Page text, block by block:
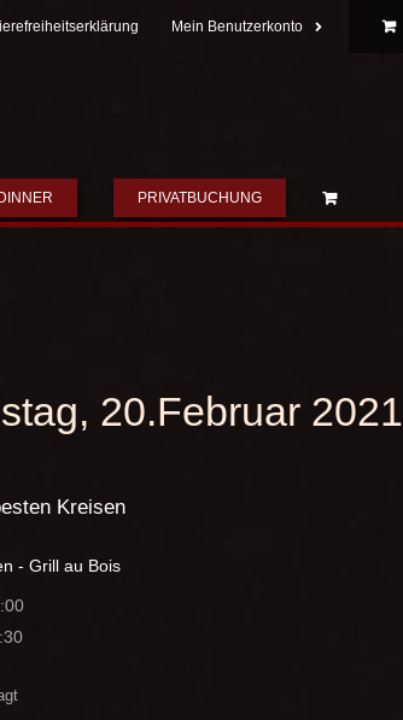
Mein Benutzerkonto
PRIVATBUCHUNG
20.Februar 2021
Kreisen
- Grill au Bois